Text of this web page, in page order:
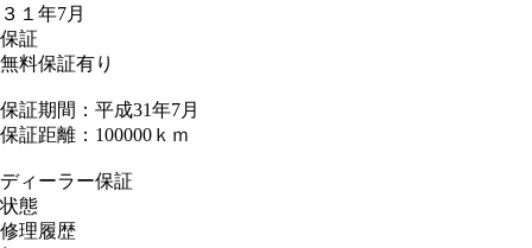
３１年7月
保証
無料保証有り
保証期間：平成31年7月
保証距離：100000ｋｍ
ディーラー保証
状態
修理履歴